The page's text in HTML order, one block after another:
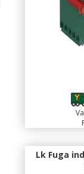
Lk Fuga